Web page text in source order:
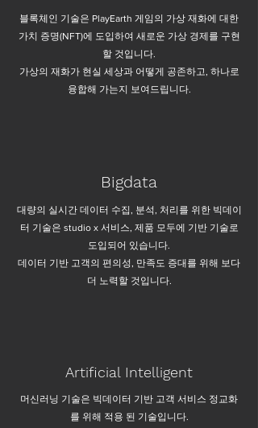
블록체인 기술은 PlayEarth 게임의 가상 재화에 대한
가치 증명(NFT)에 도입하여 새로운 가상 경제를 구현
할 것입니다.
가상의 재화가 현실 세상과 어떻게 공존하고, 하나로
융합해 가는지 보여드립니다.
Bigdata
대량의 실시간 데이터 수집, 분석, 처리를 위한 빅데이
터 기술은 studio x 서비스, 제품 모두에 기반 기술로
도입되어 있습니다.
데이터 기반 고객의 편의성, 만족도 증대를 위해 보다
더 노력할 것입니다.
Artificial Intelligent
머신러닝 기술은 빅데이터 기반 고객 서비스 정교화
를 위해 적용 된 기술입니다.